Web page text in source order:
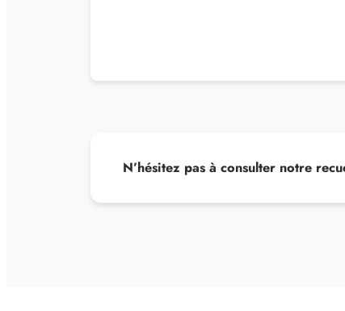
N’hésitez pas à consulter notre